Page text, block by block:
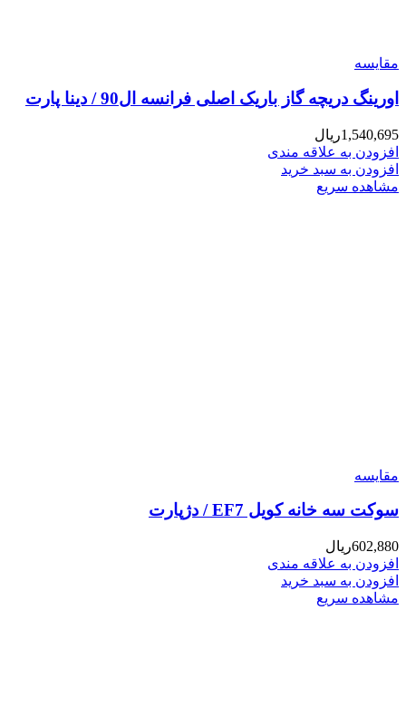
مقایسه
اورینگ دریچه گاز باریک اصلی فرانسه ال90 / دینا پارت
1,540,695ریال
افزودن به علاقه مندی
افزودن به سبد خرید
مشاهده سریع
مقایسه
سوکت سه خانه کویل EF7 / دژپارت
602,880ریال
افزودن به علاقه مندی
افزودن به سبد خرید
مشاهده سریع